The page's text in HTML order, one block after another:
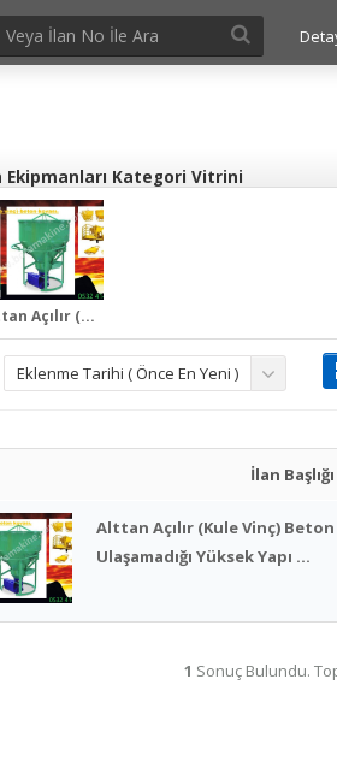
Ekipmanları Kategori Vitrini
Açılır (...
Eklenme Tarihi ( Önce En Yeni )
İlan Başlığı
Alttan Açılır (Kule Vinç) Beton
Ulaşamadığı Yüksek Yapı ...
1 Sonuç Bulundu.